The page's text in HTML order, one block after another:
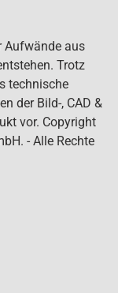
Aufwände aus
Trotz
technische
der Bild-, CAD &
vor. Copyright
- Alle Rechte